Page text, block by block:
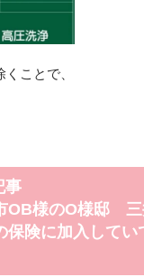
ことで、
事
OB様のO様邸 三
保険に加入して